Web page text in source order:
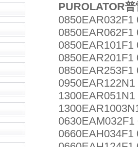
PUROLATOR
0850EAR032F1
0850EAR062F1
0850EAR101F1
0850EAR201F1
0850EAR253F1
0660EAH034F1